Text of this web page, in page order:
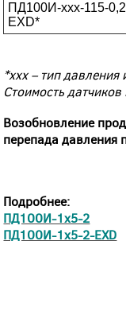
ПД100И-xxx-115-
EXD*
*xxx – тип давления
Стоимость
Возобновление
перепада давления
Подробнее:
ПД100И-1х5-2
ПД100И-1х5-2-EXD